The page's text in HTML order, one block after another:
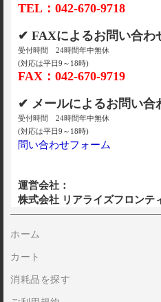
TEL：042-670-9718
✔ FAXによるお問い合わ
受付時間 24時間年中無休
(対応は平日9～18時)
FAX：042-670-9719
✔ メールによるお問い合
受付時間 24時間年中無休
(対応は平日9～18時)
問い合わせフォーム
運営会社：
株式会社 リアライズフロンテ
ホーム
カート
消耗品を探す